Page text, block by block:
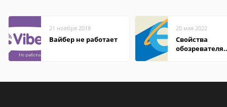
21 ноября 2018
Вайбер не работает
20 мая 2022
Свойства
обозревателя